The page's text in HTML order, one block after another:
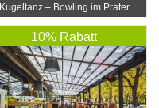
Kugeltanz – Bowling im Prater
10% Rabatt